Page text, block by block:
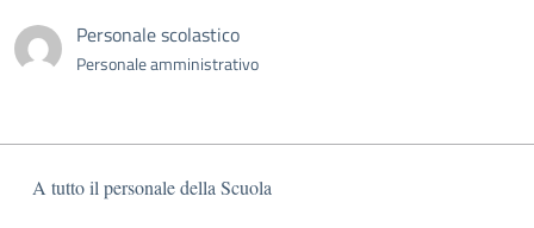
Personale scolastico
Personale amministrativo
A tutto il personale della Scuola